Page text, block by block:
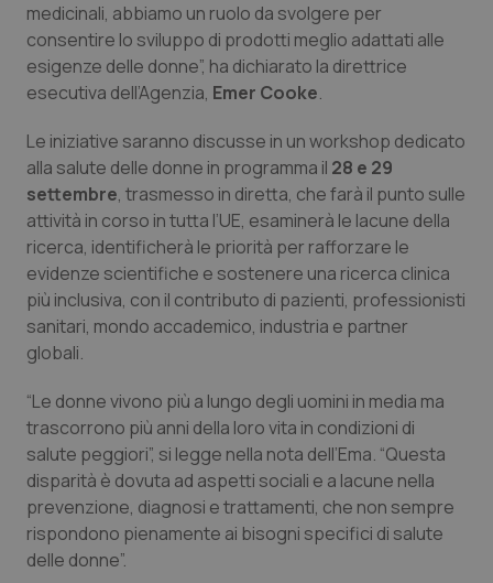
Basilicata
Calabria
Campania
Emilia-Romagna
Friuli Venezia Giulia
Lazio
Liguria
Lombardia
Marche
Molise
Artrite & artrosi
Asma & BPCO
Car-T
Colesterolo & coronaropatie
Dermatite Atopica
Diabete & glucometri
Disturbi dell’umore
Dolore
Donna & Salute
Epatiti
QS Club Newsletter
medicinali, abbiamo un ruolo da svolgere per
consentire lo sviluppo di prodotti meglio adattati alle
esigenze delle donne”, ha dichiarato la direttrice
esecutiva dell’Agenzia, Emer Cooke.
Le iniziative saranno discusse in un workshop dedicato
alla salute delle donne in programma il 28 e 29
settembre, trasmesso in diretta, che farà il punto sulle
attività in corso in tutta l’UE, esaminerà le lacune della
ricerca, identificherà le priorità per rafforzare le
evidenze scientifiche e sostenere una ricerca clinica
più inclusiva, con il contributo di pazienti, professionisti
sanitari, mondo accademico, industria e partner
globali.
“Le donne vivono più a lungo degli uomini in media ma
trascorrono più anni della loro vita in condizioni di
salute peggiori”, si legge nella nota dell’Ema. “Questa
disparità è dovuta ad aspetti sociali e a lacune nella
prevenzione, diagnosi e trattamenti, che non sempre
rispondono pienamente ai bisogni specifici di salute
delle donne”.